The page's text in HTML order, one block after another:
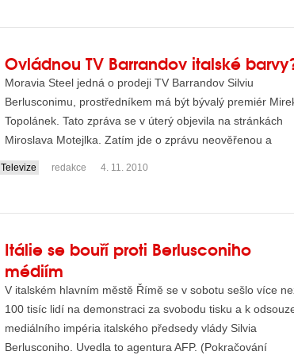
Ovládnou TV Barrandov italské
Moravia Steel jedná o prodeji TV Barrandov Silviu
Berlusconimu, prostředníkem má být bývalý premiér
Topolánek. Tato zpráva se v úterý objevila na stránkách
Miroslava Motejlka. Zatím jde o zprávu neověřenou a
rozhodně není definit...
Televize redakce 4. 11. 2010
Itálie se bouří proti Berlusconiho
médiím
V italském hlavním městě Římě se v sobotu sešlo více
100 tisíc lidí na demonstraci za svobodu tisku a k
mediálního impéria italského předsedy vlády Silvia
Berlusconiho. Uvedla to agentura AFP. (Pokračování